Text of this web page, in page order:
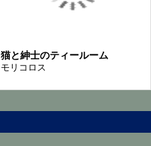
猫と紳士のティールーム
モリコロス